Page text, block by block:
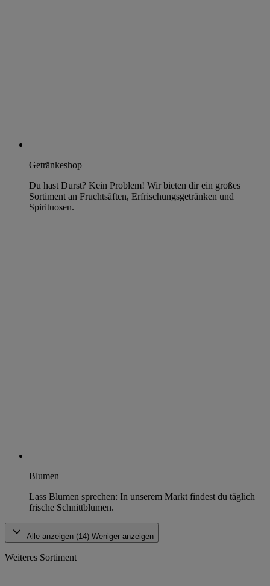
Getränkeshop
Du hast Durst? Kein Problem! Wir bieten dir ein großes
Sortiment an Fruchtsäften, Erfrischungsgetränken und
Spirituosen.
Blumen
Lass Blumen sprechen: In unserem Markt findest du täglich
frische Schnittblumen.
Alle anzeigen (14) Weniger anzeigen
Weiteres Sortiment